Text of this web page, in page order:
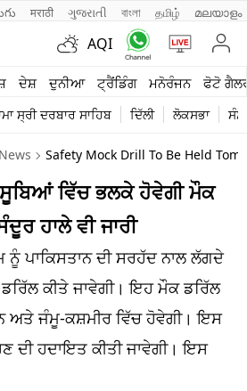
मराठी ગુજરાતી বাংলা தமிழ் മലയാളം
AQI
ਦੇਸ਼ ਦੁਨੀਆ ਟ੍ਰੈਂਡਿੰਗ ਮਨੋਰੰਜਨ ਫੋਟੋ
ਸ੍ਰੀ ਦਰਬਾਰ ਸਾਹਿਬ ਦਿੱਲੀ ਲੋਕਸਭਾ
Safety Mock Drill To Be Held
ਵਿੱਚ ਭਲਕੇ ਹੋਵੇਗੀ ਮੌਕ
ਹਾਲੇ ਵੀ ਜਾਰੀ
ਨੂੰ ਪਾਕਿਸਤਾਨ ਦੀ ਸਰਹੱਦ ਨਾਲ ਲੱਗਦੇ
ਕੀਤੇ ਜਾਵੇਗੀ। ਇਹ ਮੌਕ ਡਰਿੱਲ
ਅਤੇ ਜੰਮੂ-ਕਸ਼ਮੀਰ ਵਿੱਚ ਹੋਵੇਗੀ। ਇਸ
ਦੀ ਹਦਾਇਤ ਕੀਤੀ ਜਾਵੇਗੀ। ਇਸ